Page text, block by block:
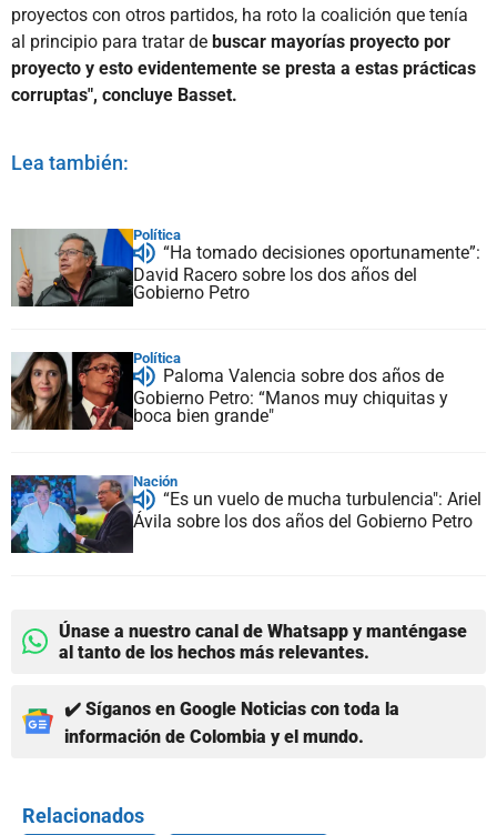
proyectos con otros partidos, ha roto la coalición que tenía
al principio para tratar de buscar mayorías proyecto por
proyecto y esto evidentemente se presta a estas prácticas
corruptas", concluye Basset.
Lea también:
Política
“Ha tomado decisiones oportunamente”:
David Racero sobre los dos años del
Gobierno Petro
Política
Paloma Valencia sobre dos años de
Gobierno Petro: “Manos muy chiquitas y
boca bien grande"
Nación
“Es un vuelo de mucha turbulencia": Ariel
Ávila sobre los dos años del Gobierno Petro
Únase a nuestro canal de Whatsapp y manténgase
al tanto de los hechos más relevantes.
✔️ Síganos en Google Noticias con toda la
información de Colombia y el mundo.
Relacionados